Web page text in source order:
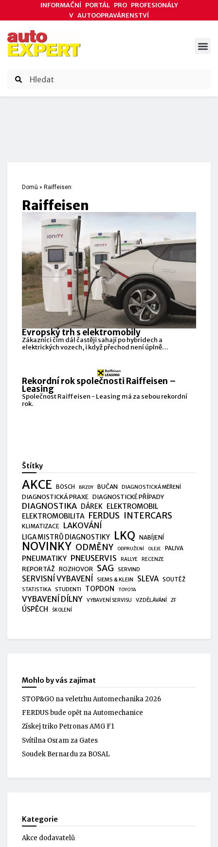
INFORMAČNÍ PORTÁL PRO PROFESIONÁLY
V AUTOOPRAVÁRENSTVÍ
Domů » Raiffeisen
Raiffeisen
Evropský trh s elektromobily
Zákazníci čím dál častěji sahají po hybridech a
elektrických vozech, i když přechod není úplně
Rekordní rok společnosti Raiffeisen –
Leasing
Společnost Raiffeisen - Leasing má za sebou rekordní
rok.
Štítky
AKCE BOSCH BRZDY BUČAN DIAGNOSTICKÁ MĚŘENÍ
DIAGNOSTICKÁ PRAXE DIAGNOSTICKÉ PŘÍPADY
DIAGNOSTIKA DÁREK ELEKTROMOBIL
ELEKTROMOBILITA FERDUS INTERCARS
KLIMATIZACE LAKOVÁNÍ
LIGA MISTRŮ DIAGNOSTIKY LKQ NABÍJENÍ
NOVINKY ODMĚNY ODPRUŽENÍ OLEJE PALIVA
PNEUMATIKY PNEUSERVIS RALLYE RECENZE
REPORTÁŽ ROZHOVOR SAG SERVIND
SERVISNÍ VYBAVENÍ SIEMS & KLEIN SLEVA SOUTĚŽ
STATISTIKA STUDENTI TOPDON TOYOTA
VYBAVENÍ DÍLNY VYBAVENÍ SERVISU VZDĚLÁVÁNÍ ZF
ÚSPĚCH ŠKOLENÍ
Mohlo by vás zajímat
STOP&GO na veletrhu Automechanika 2026
FERDUS bude opět na Automechanice
Získej triko Petronas AMG F1
Svítilna Osram za Gates
Soudek Bernardu za BOSAL
Kategorie
Akce dodavatelů